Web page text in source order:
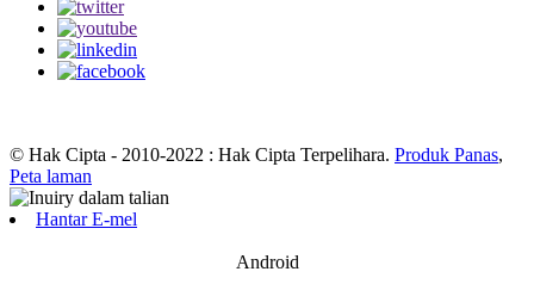
© Hak Cipta - 2010-2022 : Hak Cipta Terpelihara. Produk Panas,
Peta laman
Hantar E-mel
Android